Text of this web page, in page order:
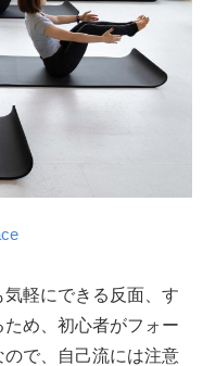
軽にできる反面、す
め、初心者がフォー
で、自己流には注意